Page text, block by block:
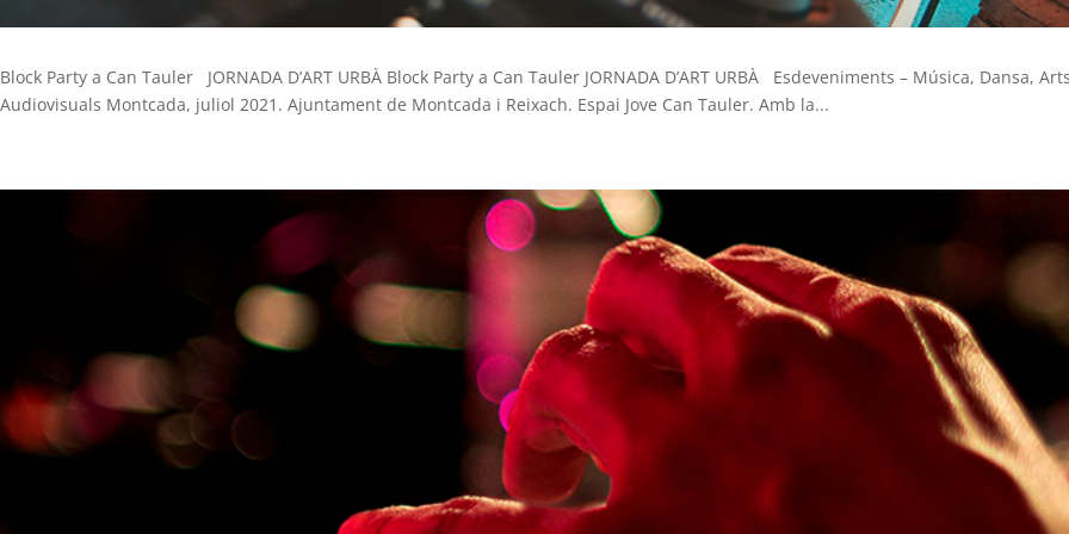
Block Party a Can Tauler JORNADA D’ART URBÀ Block Party a Can Tauler JORNADA D’ART URBÀ Esdeveniments – Música, Dansa,
Audiovisuals Montcada, juliol 2021. Ajuntament de Montcada i Reixach. Espai Jove Can Tauler. Amb la...